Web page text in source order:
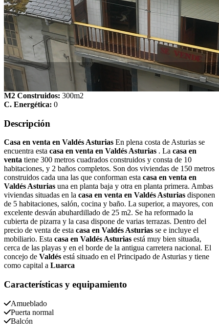
M2 Construidos: 300m2
C. Energética: 0
Descripción
Casa en venta en Valdés Asturias En plena costa de Asturias se
encuentra esta casa en venta en Valdés Asturias . La casa en
venta tiene 300 metros cuadrados construidos y consta de 10
habitaciones, y 2 baños completos. Son dos viviendas de 150 metros
construidos cada una las que conforman esta casa en venta en
Valdés Asturias una en planta baja y otra en planta primera. Ambas
viviendas situadas en la casa en venta en Valdés Asturias disponen
de 5 habitaciones, salón, cocina y baño. La superior, a mayores, con
excelente desván abuhardillado de 25 m2. Se ha reformado la
cubierta de pizarra y la casa dispone de varias terrazas. Dentro del
precio de venta de esta casa en Valdés Asturias se e incluye el
mobiliario. Esta casa en Valdés Asturias está muy bien situada,
cerca de las playas y en el borde de la antigua carretera nacional. El
concejo de Valdés está situado en el Principado de Asturias y tiene
como capital a Luarca
Características y equipamiento
Amueblado
Puerta normal
Balcón